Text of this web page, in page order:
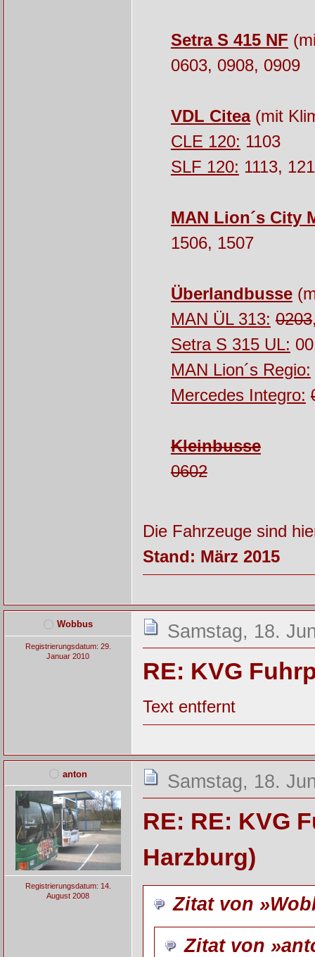
Setra S 415 NF
0603, 0908, 0909
VDL Citea(mit
CLE 120: 1103
SLF 120: 1113,
MAN Lion´s City
1506, 1507
Überlandbusse
MAN ÜL 313: 0203
Setra S 315 UL:
MAN Lion´s Regio:
Mercedes Integro:
Kleinbusse
0602
Die Fahrzeuge sind
Stand: März 2015
Wobbus
Registrierungsdatum: 29.
Januar 2010
Samstag, 18.
RE: KVG
Text entfernt
anton
Registrierungsdatum: 14.
August 2008
Samstag, 18.
RE: RE: KVG
Harzburg)
Zitat von
Zitat von